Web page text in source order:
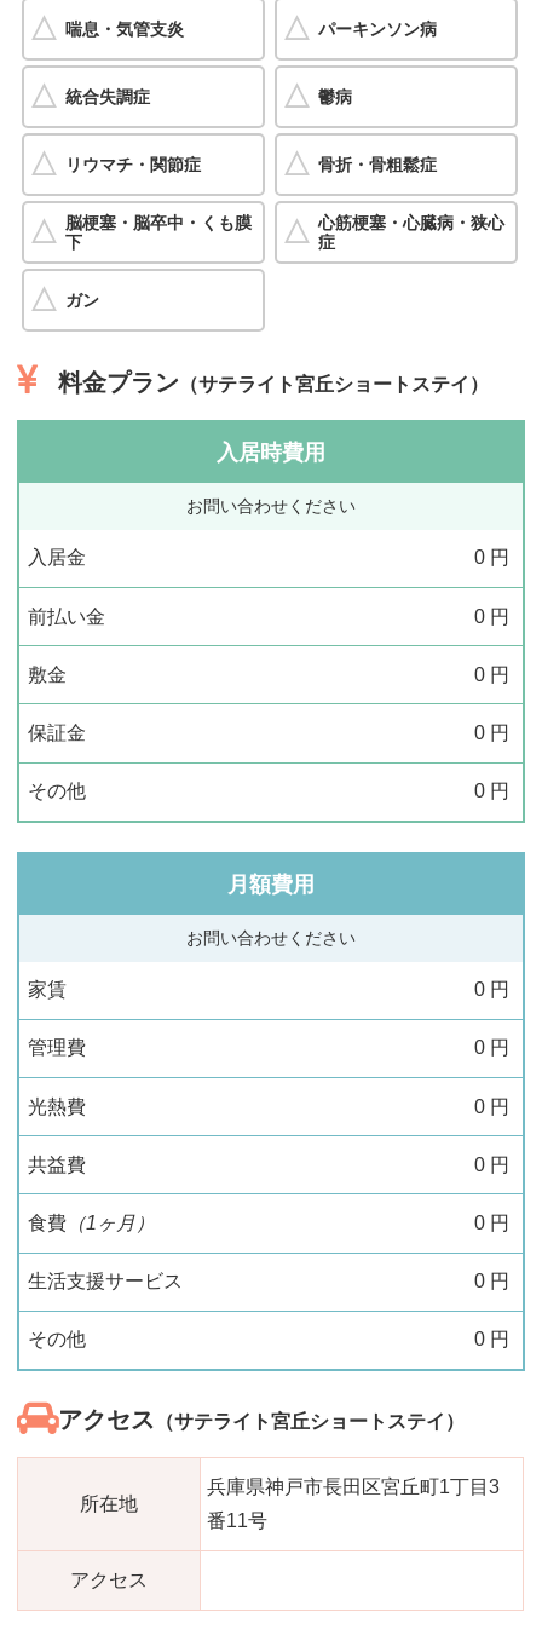
喘息・気管支炎 パーキンソン病
統合失調症 鬱病
リウマチ・関節症 骨折・骨粗鬆症
脳梗塞・脳卒中・くも膜
下
心筋梗塞・心臓病・狭心
症
ガン
料金プラン （サテライト宮丘ショートステイ）
入居時費用
お問い合わせください
入居金 0 円
前払い金 0 円
敷金 0 円
保証金 0 円
その他 0 円
月額費用
お問い合わせください
家賃 0 円
管理費 0 円
光熱費 0 円
共益費 0 円
食費（1ヶ月） 0 円
生活支援サービス 0 円
その他 0 円
アクセス （サテライト宮丘ショートステイ）
所在地
兵庫県神戸市長田区宮丘町1丁目3
番11号
アクセス